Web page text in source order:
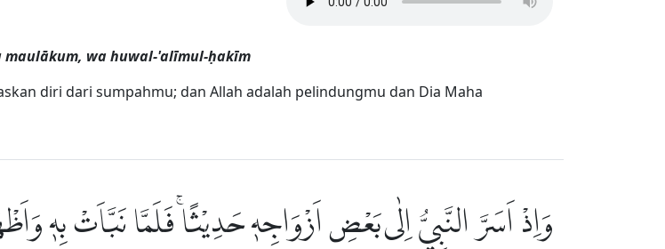
wa huwal-'alīmul-ḥakīm
diri dari sumpahmu; dan Allah adalah pelindungmu dan Dia Maha
وَاِذْ اَسَرَّ النَّبِيُّ اِلٰى بَعْضِ اَزْوَاجِهٖ حَدِيْثًاۚ فَلَمَّا نَبَّاَتْ بِهٖ